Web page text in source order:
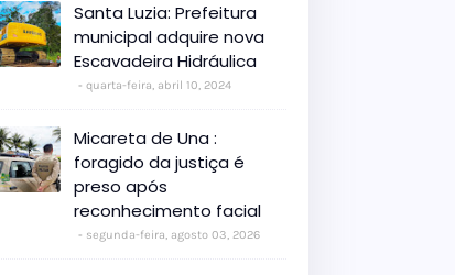
Santa Luzia: Prefeitura
municipal adquire nova
Escavadeira Hidráulica
quarta-feira, abril 10, 2024
Micareta de Una :
foragido da justiça é
preso após
reconhecimento facial
segunda-feira, agosto 03, 2026